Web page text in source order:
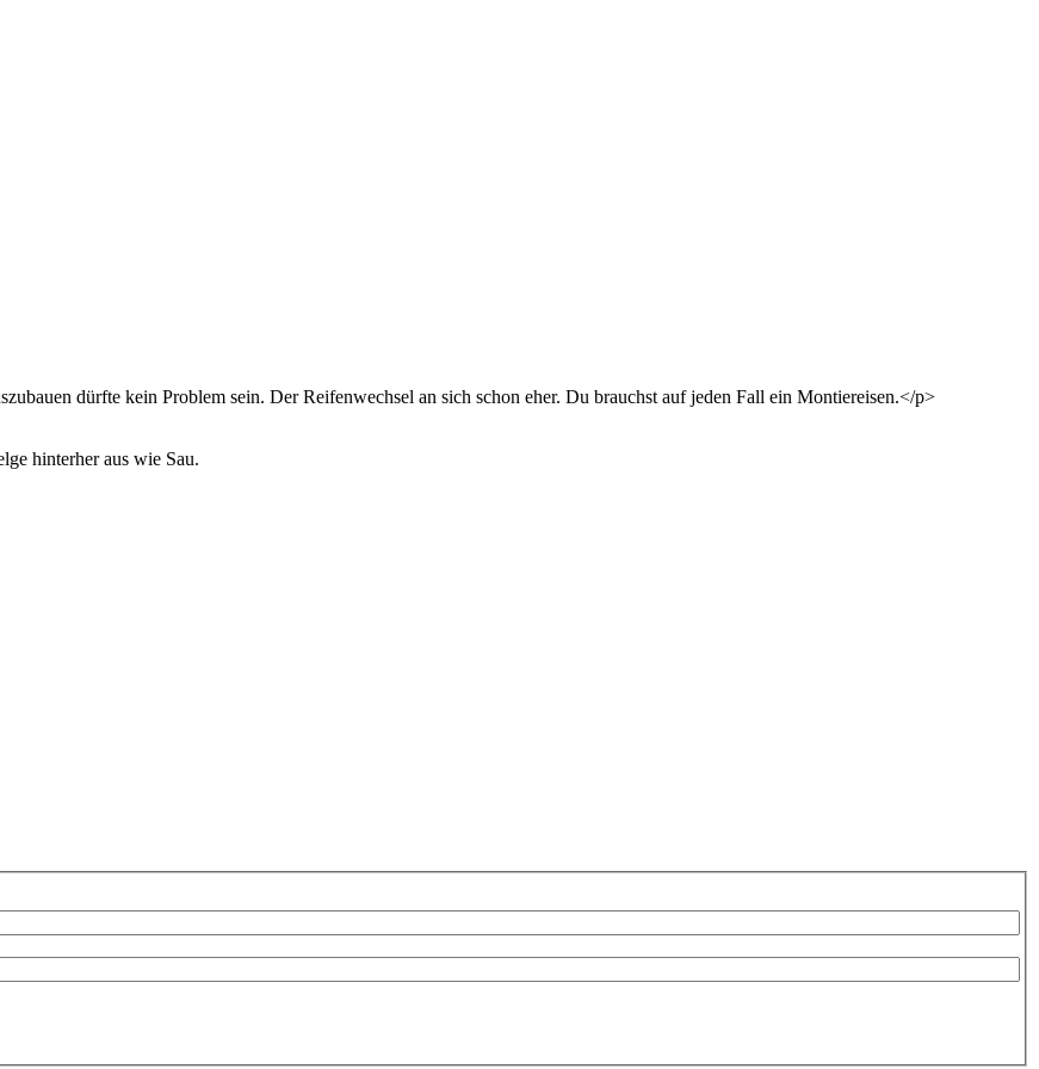
dürfte kein Problem sein. Der Reifenwechsel an sich schon eher. Du brauchst auf jeden Fall ein Montiereisen.</p>
hinterher aus wie Sau.